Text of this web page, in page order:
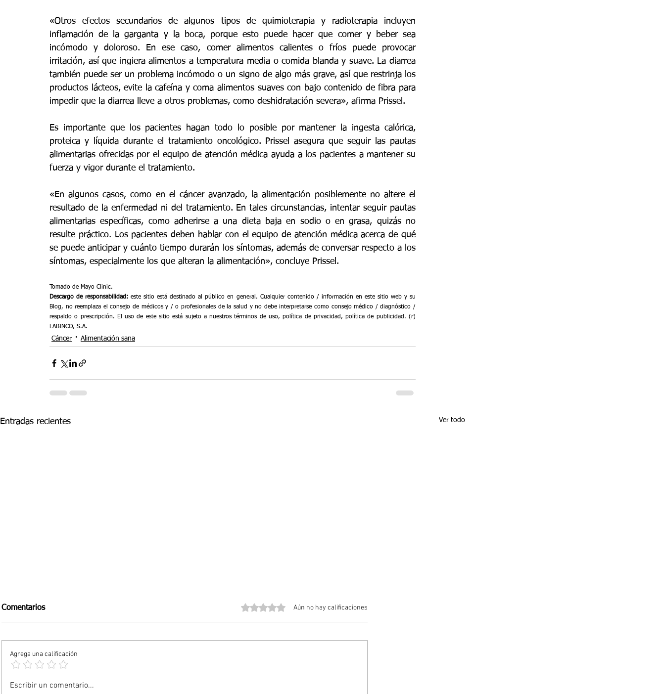
«Otros efectos secundarios de algunos tipos de quimioterapia y radioterapia incluyen
inflamación de la garganta y la boca, porque esto puede hacer que comer y beber sea
incómodo y doloroso. En ese caso, comer alimentos calientes o fríos puede provocar
irritación, así que ingiera alimentos a temperatura media o comida blanda y suave. La diarrea
también puede ser un problema incómodo o un signo de algo más grave, así que restrinja los
productos lácteos, evite la cafeína y coma alimentos suaves con bajo contenido de fibra para
impedir que la diarrea lleve a otros problemas, como deshidratación severa», afirma Prissel.
Es importante que los pacientes hagan todo lo posible por mantener la ingesta calórica,
proteica y líquida durante el tratamiento oncológico. Prissel asegura que seguir las pautas
alimentarias ofrecidas por el equipo de atención médica ayuda a los pacientes a mantener su
fuerza y vigor durante el tratamiento.
«En algunos casos, como en el cáncer avanzado, la alimentación posiblemente no altere el
resultado de la enfermedad ni del tratamiento. En tales circunstancias, intentar seguir pautas
alimentarias específicas, como adherirse a una dieta baja en sodio o en grasa, quizás no
resulte práctico. Los pacientes deben hablar con el equipo de atención médica acerca de qué
se puede anticipar y cuánto tiempo durarán los síntomas, además de conversar respecto a los
síntomas, especialmente los que alteran la alimentación», concluye Prissel.
Tomado de Mayo Clinic.
Descargo de responsabilidad: este sitio está destinado al público en general. Cualquier contenido / información en este sitio web y su
Blog, no reemplaza el consejo de médicos y / o profesionales de la salud y no debe interpretarse como consejo médico / diagnóstico /
respaldo o prescripción. El uso de este sitio está sujeto a nuestros términos de uso, política de privacidad, política de publicidad. (r)
LABINCO, S.A.
Cáncer Alimentación sana
Entradas recientes Ver todo
Guía AHA 2026: 9 pasos para
Comentarios Obtuvo 0 de 5 estrellas.
Aún no hay calificaciones
Agrega una calificación
Escribir un comentario...